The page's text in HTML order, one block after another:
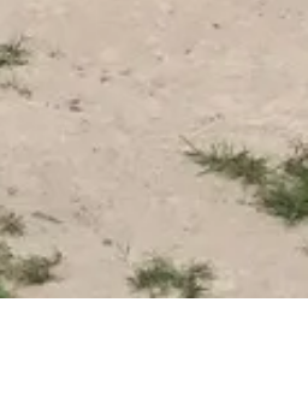
Blå - gul
Blå - vit
Röd - vit
Utmana en vän